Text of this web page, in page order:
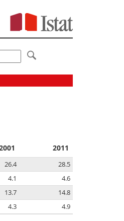
2011
26.4
28.5
4.1
4.6
13.7
14.8
4.3 4.9